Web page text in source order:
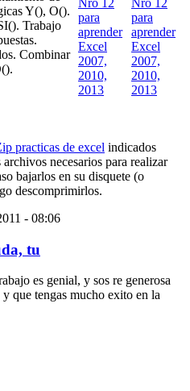
Y(), O().
Trabajo
Combinar
indicados
necesarios para realizar
bajarlos en su disquete (o
descomprimirlos.
- 08:06
tu
es genial, y sos re generosa
que tengas mucho exito en la